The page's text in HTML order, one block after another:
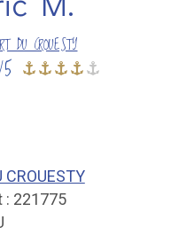
DU CROUESTY
CROUESTY
: 221775